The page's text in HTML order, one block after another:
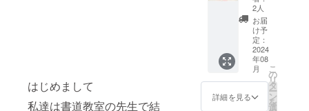
はじめまして
私達は書道教室の先生で結
レット
を送付
いたし
ます。
【作品
出品要
項】 出
品方法
につい
です。
全力の
お礼
メール
を送付
させて
いただ
きます
2人
お届
け予
定：
2024
年08
月
詳細を見る
こ
の
リ
タ
ー
ン
を
選